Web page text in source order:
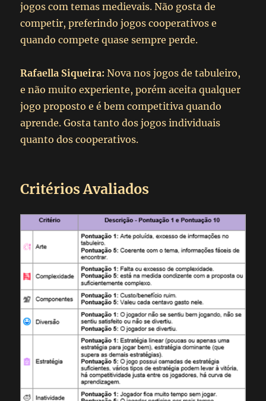
jogos com temas medievais. Não gosta de
competir, preferindo jogos cooperativos e
quando compete quase sempre perde.
Rafaella Siqueira: Nova nos jogos de tabuleiro,
e não muito experiente, porém aceita qualquer
jogo proposto e é bem competitiva quando
aprende. Gosta tanto dos jogos individuais
quanto dos cooperativos.
Critérios Avaliados